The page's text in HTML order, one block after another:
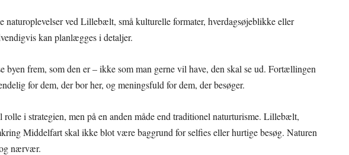
naturoplevelser ved Lillebælt, små kulturelle formater, hverdagsøjeblikke eller
kan planlægges i detaljer.
byen frem, som den er – ikke som man gerne vil have, den skal se ud. Fortællingen
for dem, der bor her, og meningsfuld for dem, der besøger.
rolle i strategien, men på en anden måde end traditionel naturturisme. Lillebælt,
Middelfart skal ikke blot være baggrund for selfies eller hurtige besøg. Naturen
nærvær.